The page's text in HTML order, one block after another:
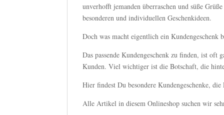
unverhofft jemanden überraschen und süße
besonderen und individuellen Geschenkideen.
Doch was macht eigentlich ein Kundengeschenk
Das passende Kundengeschenk zu finden, ist
Kunden. Viel wichtiger ist die Botschaft, die
Hier findest Du besondere Kundengeschenke,
Alle Artikel in diesem Onlineshop suchen wir